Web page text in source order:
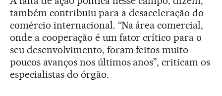
também contribuiu para a desaceleração do
comércio internacional. “Na área comercial,
onde a cooperação é um fator crítico para o
seu desenvolvimento, foram feitos muito
poucos avanços nos últimos anos”, criticam os
especialistas do órgão.